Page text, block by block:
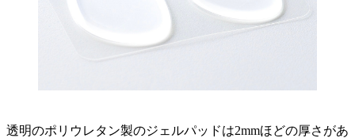
透明のポリウレタン製のジェルパッドは2mmほどの厚さがあ